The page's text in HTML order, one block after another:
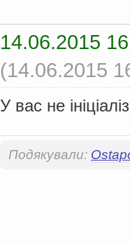
14.06.2015
(14.06.2015
У вас не
Подякували: